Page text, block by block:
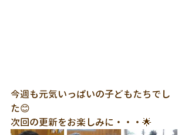
今週も元気いっぱいの子どもたちでし
た😊
次回の更新をお楽しみに・・・🌟